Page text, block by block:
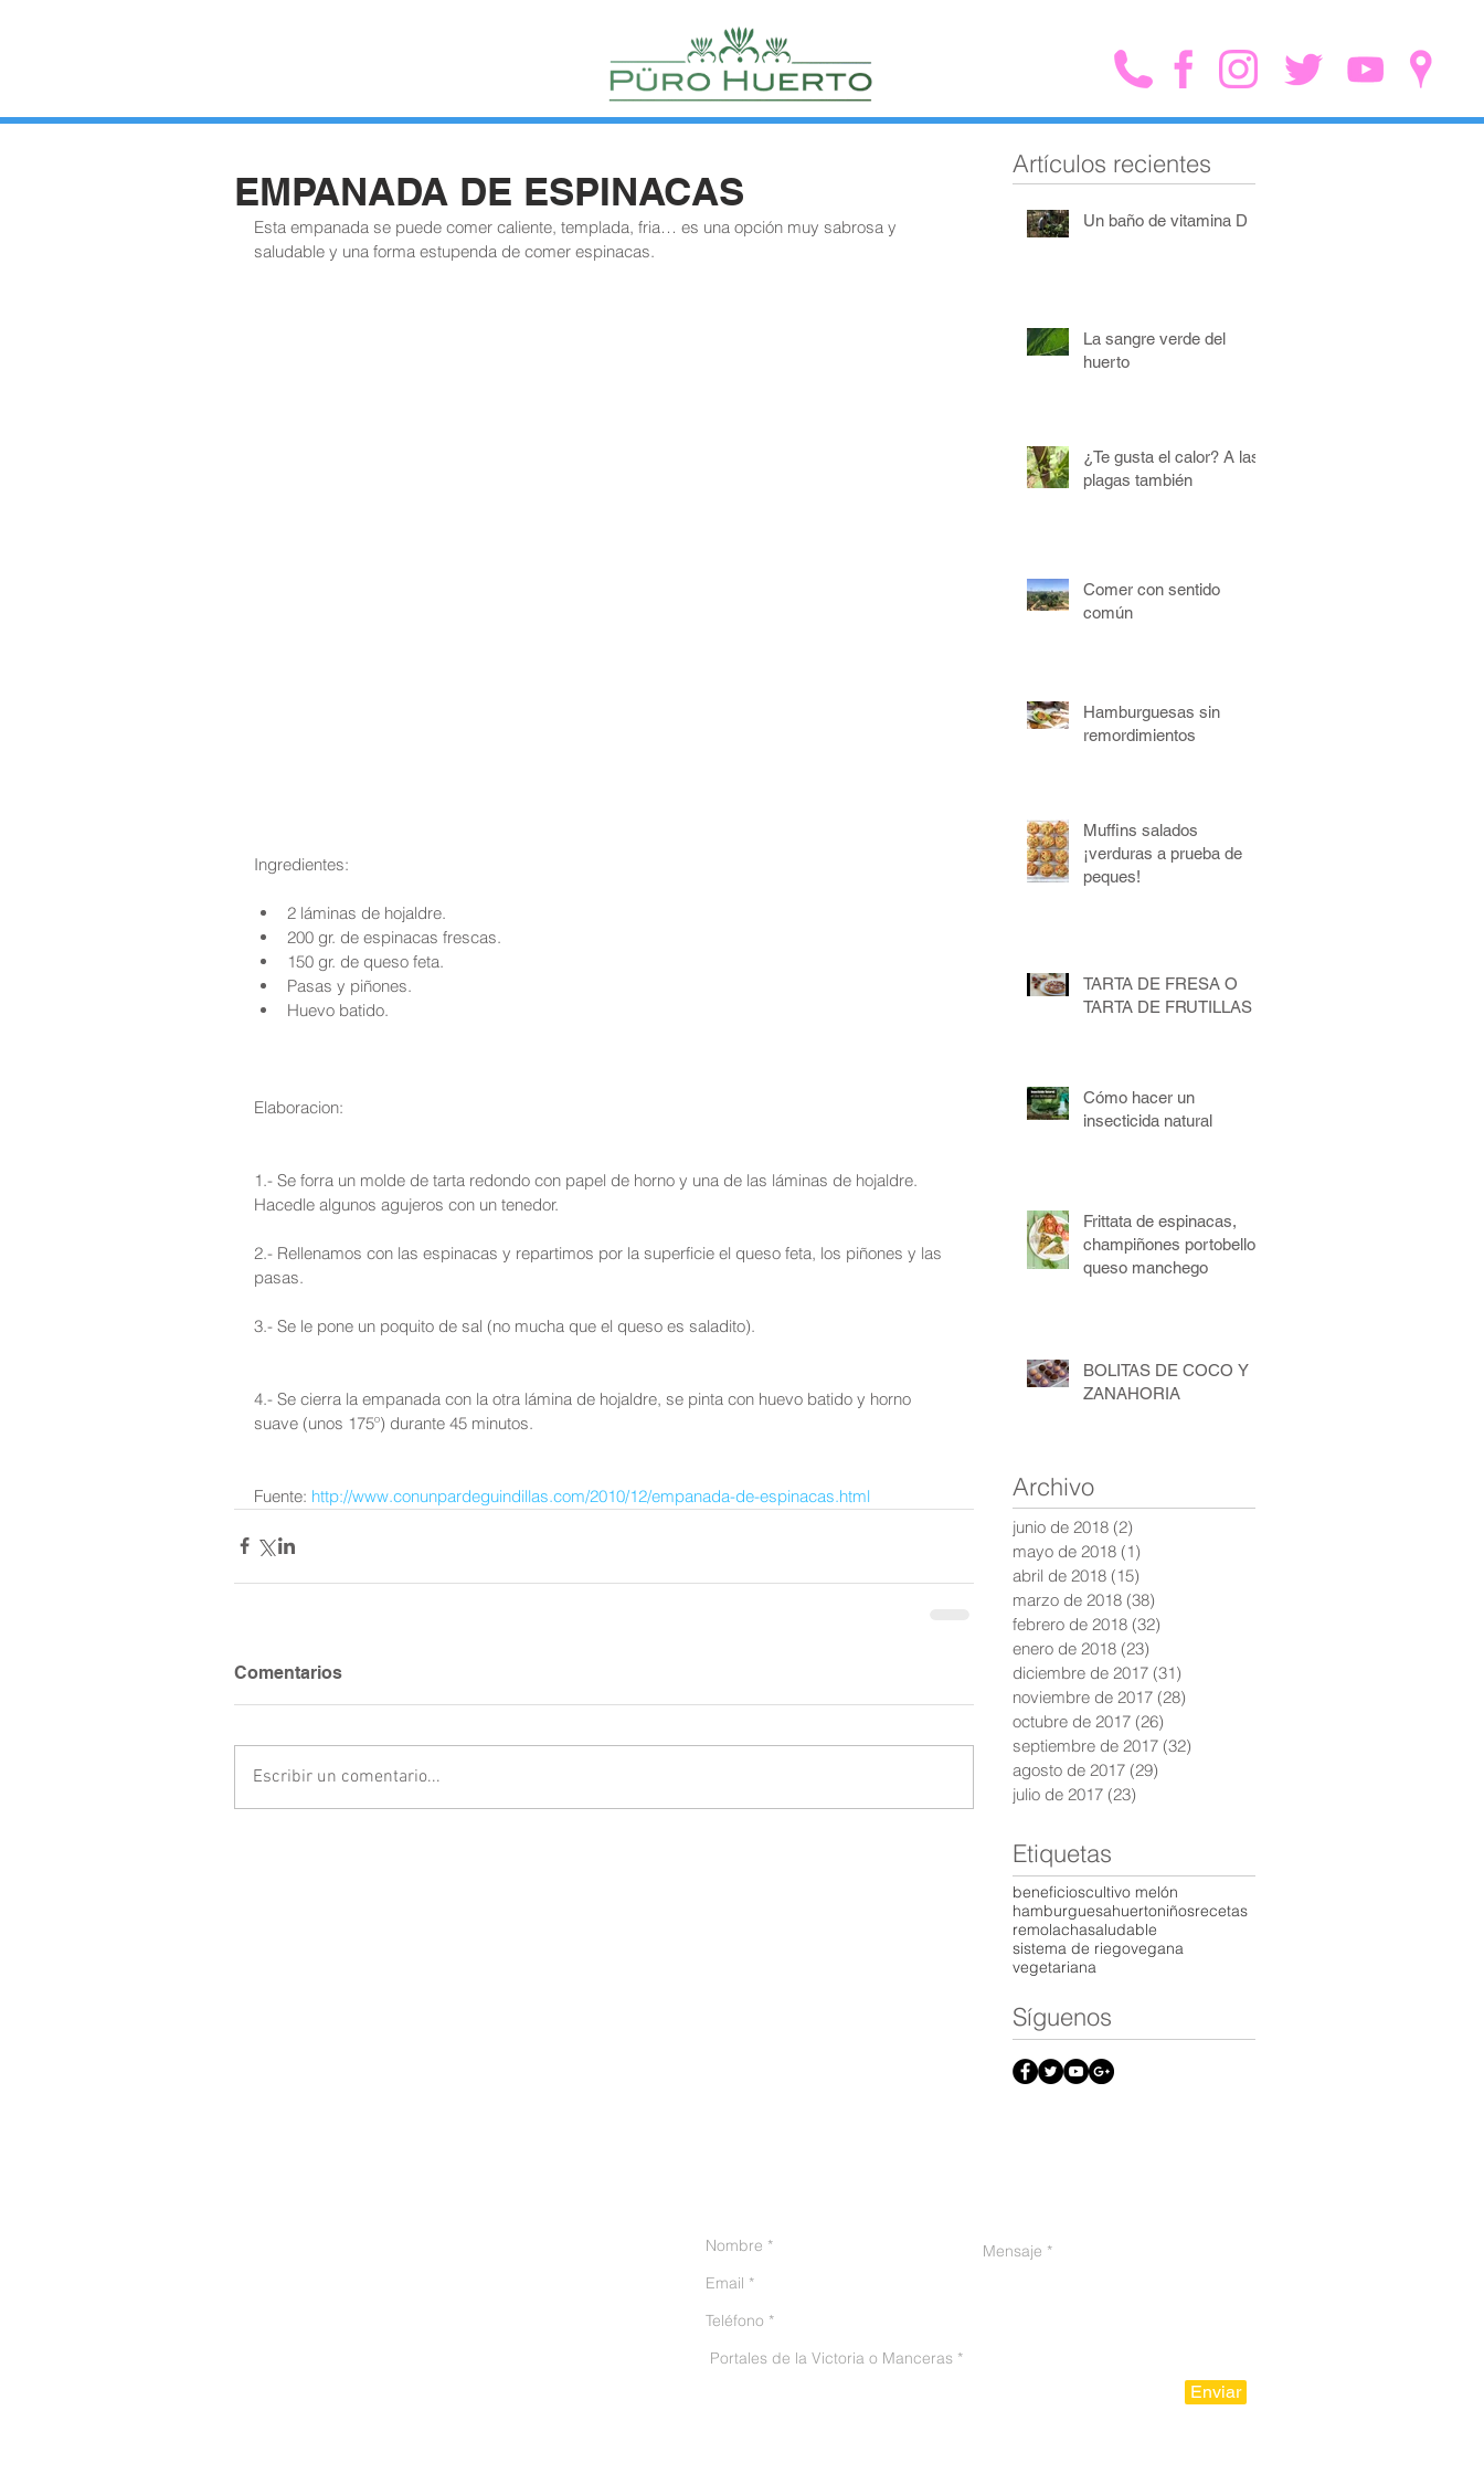
EMPANADA DE ESPINACAS
Esta empanada se puede comer caliente, templada, fria… es una opción muy sabrosa y
saludable y una forma estupenda de comer espinacas.
Ingredientes:
2 láminas de hojaldre.
200 gr. de espinacas frescas.
150 gr. de queso feta.
Pasas y piñones.
Huevo batido.
Elaboracion:
1.- Se forra un molde de tarta redondo con papel de horno y una de las láminas de hojaldre.
Hacedle algunos agujeros con un tenedor.
2.- Rellenamos con las espinacas y repartimos por la superficie el queso feta, los piñones y las
pasas.
3.- Se le pone un poquito de sal (no mucha que el queso es saladito).
4.- Se cierra la empanada con la otra lámina de hojaldre, se pinta con huevo batido y horno
suave (unos 175º) durante 45 minutos.
Fuente: http://www.conunpardeguindillas.com/2010/12/empanada-de-espinacas.html
Comentarios
Escribir un comentario...
Artículos recientes
Un baño de vitamina D
La sangre verde del
huerto
¿Te gusta el calor? A las
plagas también
Comer con sentido
común
Hamburguesas sin
remordimientos
Muffins salados
¡verduras a prueba de
peques!
TARTA DE FRESA O
TARTA DE FRUTILLAS
Cómo hacer un
insecticida natural
Frittata de espinacas,
champiñones portobello y
queso manchego
BOLITAS DE COCO Y
ZANAHORIA
Archivo
junio de 2018 (2)
mayo de 2018 (1)
abril de 2018 (15)
marzo de 2018 (38)
febrero de 2018 (32)
enero de 2018 (23)
diciembre de 2017 (31)
noviembre de 2017 (28)
octubre de 2017 (26)
septiembre de 2017 (32)
agosto de 2017 (29)
julio de 2017 (23)
Etiquetas
beneficioscultivo melón
hamburguesahuertoniñosrecetas
remolachasaludable
sistema de riegovegana
vegetariana
Síguenos
Enviar